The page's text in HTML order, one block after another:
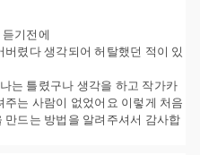
기전에
렸다 생각되어 허탈했던 적이 있
는 틀렸구나 생각을 하고 작가카
는 사람이 없었어요 이렇게 처음
드는 방법을 알려주셔서 감사합